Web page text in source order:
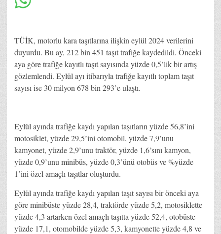
TÜİK, motorlu kara taşıtlarına ilişkin eylül 2024 verilerini
duyurdu. Bu ay, 212 bin 451 taşıt trafiğe kaydedildi. Önceki
aya göre trafiğe kayıtlı taşıt sayısında yüzde 0,5’lik bir artış
gözlemlendi. Eylül ayı itibarıyla trafiğe kayıtlı toplam taşıt
sayısı ise 30 milyon 678 bin 293’e ulaştı.
Eylül ayında trafiğe kaydı yapılan taşıtların yüzde 56,8’ini
motosiklet, yüzde 29,5’ini otomobil, yüzde 7,9’unu
kamyonet, yüzde 2,9’unu traktör, yüzde 1,6’sını kamyon,
yüzde 0,9’unu minibüs, yüzde 0,3’ünü otobüs ve %yüzde
1’ini özel amaçlı taşıtlar oluşturdu.
Eylül ayında trafiğe kaydı yapılan taşıt sayısı bir önceki aya
göre minibüste yüzde 28,4, traktörde yüzde 5,2, motosiklette
yüzde 4,3 artarken özel amaçlı taşıtta yüzde 52,4, otobüste
yüzde 17,1, otomobilde yüzde 5,3, kamyonette yüzde 4,8 ve